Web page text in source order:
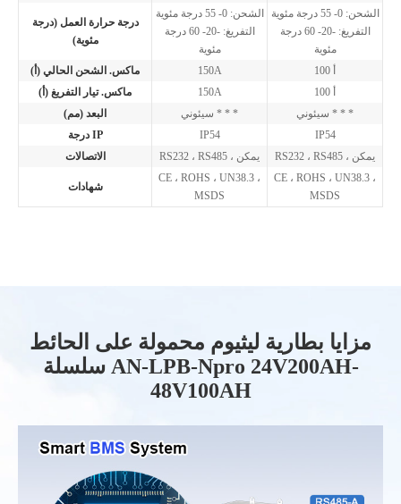
درجة حرارة العمل (درجة
مئوية)
الشحن: 0- 55 درجة مئوية
التفريغ: -20- 60 درجة
مئوية
الشحن: 0- 55 درجة مئوية
التفريغ: -20- 60 درجة
مئوية
ماكس. الشحن الحالي (أ)
150A
ماكس. تيار التفريغ (أ)
150A
البعد (مم)
سيئوني * * *
سيئوني * * *
درجة IP
IP54
IP54
الاتصالات
RS232 ، RS485 ، يمكن RS232 ، RS485 ، يمكن
شهادات
CE ، ROHS ، UN38.3 ،
MSDS
CE ، ROHS ، UN38.3 ،
MSDS
مزايا بطارية ليثيوم محمولة على الحائط
سلسلة AN-LPB-Npro 24V200AH-
48V100AH